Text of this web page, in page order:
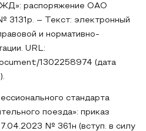
распоряжение ОАО
3131р. – Текст: электронный
и нормативно-
URL:
1302258974 (дата
стандарта
поезда»: приказ
№ 361н (вступ. в силу